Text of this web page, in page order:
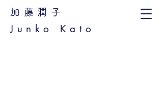
加藤潤子
Junko Kato